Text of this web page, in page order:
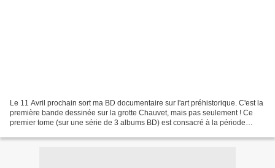
Le 11 Avril prochain sort ma BD documentaire sur l'art préhistorique. C'est la
première bande dessinée sur la grotte Chauvet, mais pas seulement ! Ce
premier tome (sur une série de 3 albums BD) est consacré à la période